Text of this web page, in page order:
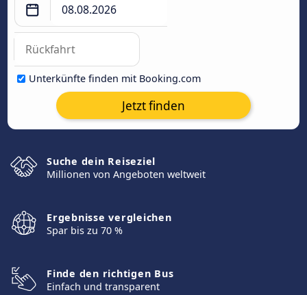
Unterkünfte finden mit Booking.com
Jetzt finden
Suche dein Reiseziel
Millionen von Angeboten weltweit
Ergebnisse vergleichen
Spar bis zu 70 %
Finde den richtigen Bus
Einfach und transparent